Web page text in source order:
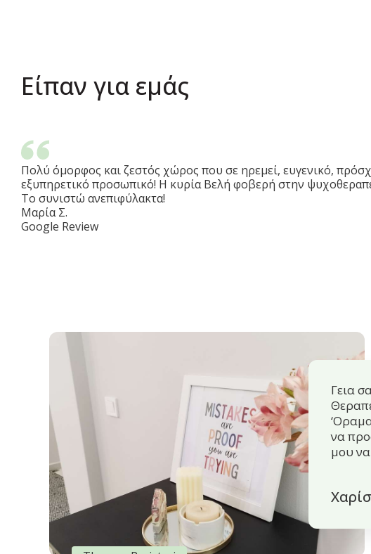
Είπαν για εμάς
Πολύ όμορφος και ζεστός χώρος που σε ηρεμεί, ευγενικό,
εξυπηρετικό προσωπικό! Η κυρία Βελή φοβερή στην
Το συνιστώ ανεπιφύλακτα!
Μαρία Σ.
Google Review
Γεια
να
μου